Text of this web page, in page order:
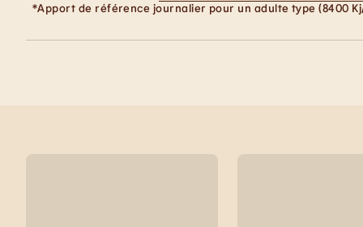
*Apport de référence journalier pour un adulte type (8400